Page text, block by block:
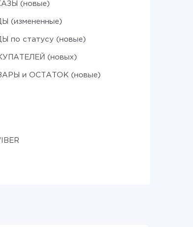
(новые)
(измененные)
по статусу (новые)
(новых)
и ОСТАТОК (новые)